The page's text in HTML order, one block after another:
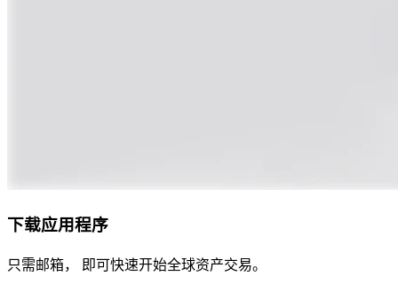
下载应用程序
只需邮箱， 即可快速开始全球资产交易。